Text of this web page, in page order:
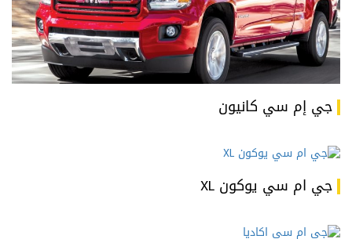
جي إم سي كانيون
جي ام سي يوكون XL